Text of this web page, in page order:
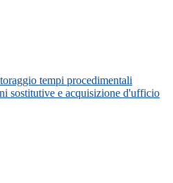
tempi procedimentali
sostitutive e acquisizione d'ufficio